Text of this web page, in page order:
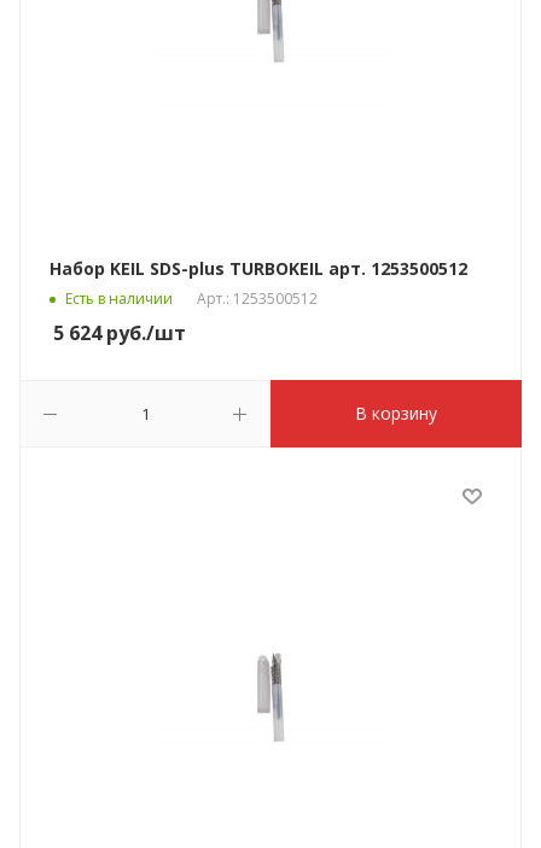
Набор KEIL SDS-plus TURBOKEIL арт. 1253500512
Есть в наличии Арт.: 1253500512
5 624руб./шт
В корзину